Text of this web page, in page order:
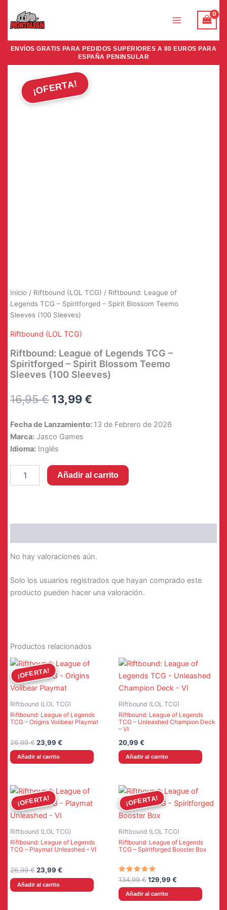
contenido
ENVÍOS GRATIS PARA PEDIDOS SUPERIORES A 80 EUROS PARA
ESPAÑA PENINSULAR
¡OFERTA!
Inicio / Riftbound (LOL TCG) / Riftbound: League of
Legends TCG – Spiritforged – Spirit Blossom Teemo
Sleeves (100 Sleeves)
Riftbound (LOL TCG)
Riftbound: League of Legends TCG –
Spiritforged – Spirit Blossom Teemo
Sleeves (100 Sleeves)
16,95€ El
original
era:
16,95 €.
13,99€
13,99 €.
Fecha de Lanzamiento: 13 de Febrero de 2026
Marca: Jasco Games
Idioma: Inglés
League
Blossom
Sleeves
(100
Añadir al carrito
No hay valoraciones aún.
Solo los usuarios registrados que hayan comprado este
producto pueden hacer una valoración.
Productos relacionados
¡OFERTA!
¡OFERTA!
Riftbound (LOL TCG)
Riftbound: League of Legends
TCG – Origins Volibear Playmat
26,99€El
precio
original
23,99 €
precio
Añadir al carrito
Riftbound (LOL TCG)
Riftbound: League of Legends
TCG – Unleashed Champion Deck
– VI
20,99 €
Añadir al carrito
¡OFERTA!
¡OFERTA!
Riftbound (LOL TCG)
Riftbound: League of Legends
TCG – Playmat Unleashed – VI
26,99€El
precio
original
23,99 €
precio
Añadir al carrito
¡OFERTA!
¡OFERTA!
Riftbound (LOL TCG)
Riftbound: League of Legends
TCG – Spiritforged Booster Box
Valorado
con
5.00
de 5
134,99€El
precio
original
129,99 €
precio
Añadir al carrito